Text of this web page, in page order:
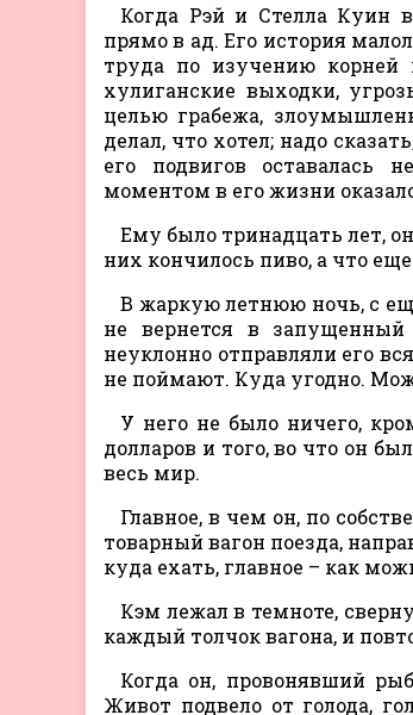
Когда Рэй и Стелла Куин
прямо в ад. Его история
труда по изучению корней
хулиганские выходки,
целью грабежа,
делал, что хотел; надо
его подвигов оставалась
моментом в его жизни
Ему было тринадцать лет,
них кончилось пиво, а что
В жаркую летнюю ночь, с
не вернется в
неуклонно отправляли его
не поймают. Куда угодно.
У него не было ничего,
долларов и того, во что он
весь мир.
Главное, в чем он, по
товарный вагон поезда,
куда ехать, главное – как
Кэм лежал в темноте,
каждый толчок вагона, и
Когда он, провонявший
Живот подвело от голода,